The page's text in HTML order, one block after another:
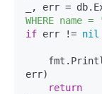
_, err =
WHERE name
if err != nil
err)
return